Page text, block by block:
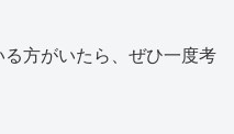
方がいたら、ぜひ一度考